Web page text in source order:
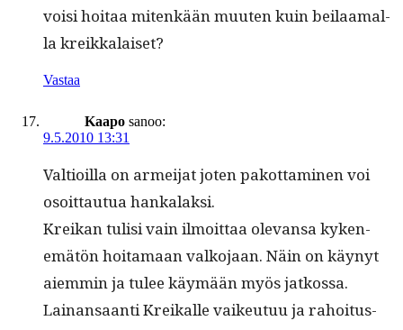
voisi hoitaa mitenkään muuten kuin beilaa­mal­
la kreikkalaiset?
Vastaa
Kaapo sanoo:
9.5.2010 13:31
Val­tioil­la on armei­jat joten pakot­ta­mi­nen voi
osoit­tau­tua hankalaksi.
Kreikan tulisi vain ilmoit­taa ole­vansa kyken­
emätön hoita­maan valko­jaan. Näin on käynyt
aiem­min ja tulee käymään myös jatkos­sa.
Lainansaan­ti Kreikalle vaikeu­tuu ja rahoi­tus­